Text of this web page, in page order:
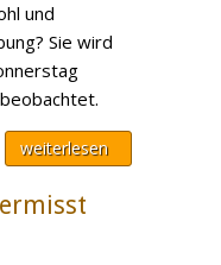
und
Sie wird
weiterlesen